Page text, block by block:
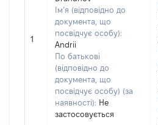
1
Ім’я (відповідно до
документа, що
посвідчує особу):
Andrii
По батькові
(відповідно до
документа, що
посвідчує особу) (за
наявності): Не
застосовується